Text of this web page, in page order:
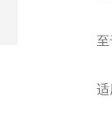
至于
适用